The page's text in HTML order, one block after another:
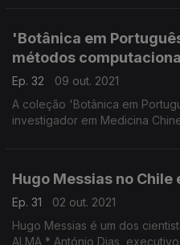
'Botânica em
métodos
Ep. 32
09 out. 2021
A coleção 'Botânica em
investigador em Medicina
Hugo Messias no Chile
Ep. 31
02 out. 2021
Hugo Messias é um dos
ALMA * António Dias,